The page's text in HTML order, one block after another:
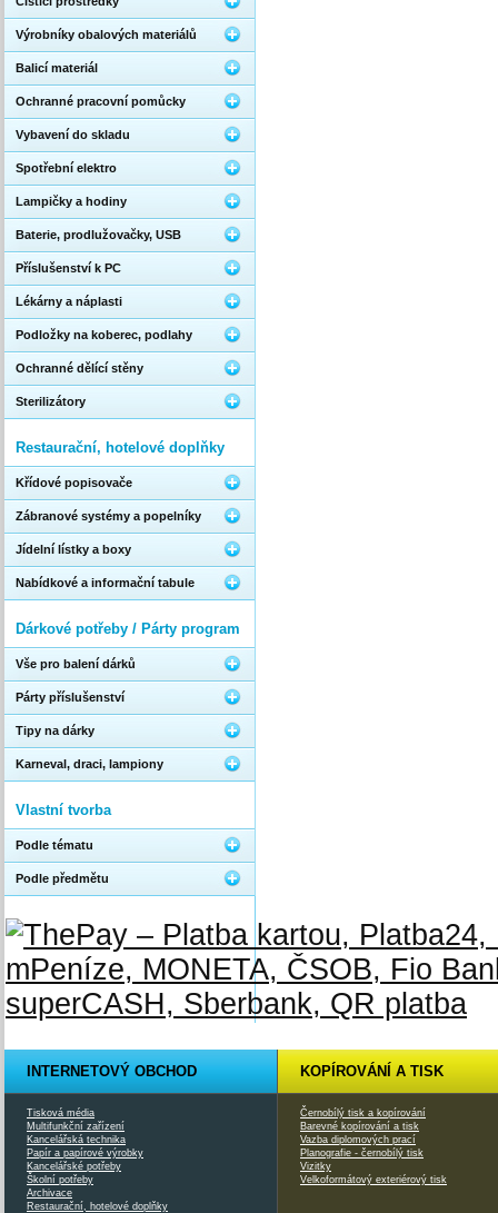
Výrobníky obalových materiálů
Balicí materiál
Ochranné pracovní pomůcky
Vybavení do skladu
Spotřební elektro
Lampičky a hodiny
Baterie, prodlužovačky, USB
Příslušenství k PC
Lékárny a náplasti
Podložky na koberec, podlahy
Ochranné dělící stěny
Sterilizátory
Restaurační, hotelové doplňky
Křídové popisovače
Zábranové systémy a popelníky
Jídelní lístky a boxy
Nabídkové a informační tabule
Dárkové potřeby / Párty program
Vše pro balení dárků
Párty příslušenství
Tipy na dárky
Karneval, draci, lampiony
Vlastní tvorba
Podle tématu
Podle předmětu
INTERNETOVÝ OBCHOD
Tisková média
Multifunkční zařízení
Kancelářská technika
Papír a papírové výrobky
Kancelářské potřeby
Školní potřeby
Archivace
Restaurační, hotelové doplňky
KOPÍROVÁNÍ A TISK
Černobílý tisk a kopírování
Barevné kopírování a tisk
Vazba diplomových prací
Planografie - černobílý tisk
Vizitky
Velkoformátový exteriérový tisk